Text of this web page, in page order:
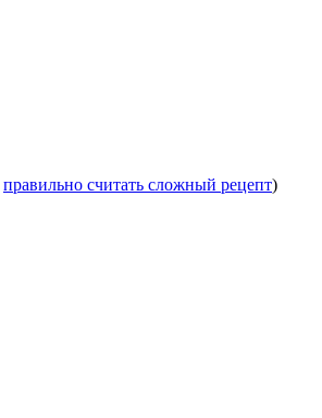
правильно считать сложный рецепт)